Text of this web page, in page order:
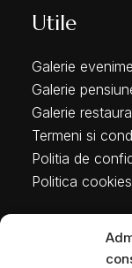
Utile
Galerie
Galerie
Galerie
Termeni si
Politia de
Politica cookies
Contact